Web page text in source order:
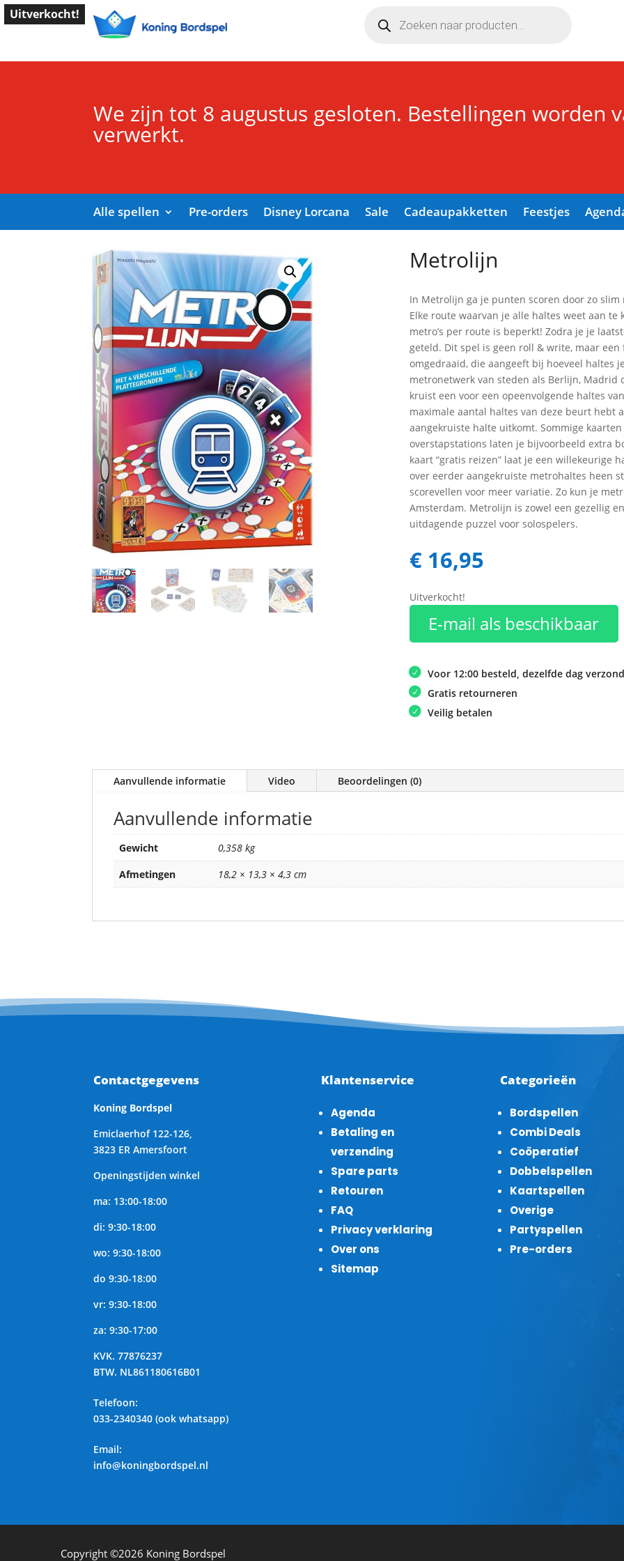
zoeken
We zijn tot 8 augustus gesloten. Bestellingen worden
verwerkt.
Alle spellen Pre-orders Disney Lorcana Sale Cadeaupakketten Feestjes
Uitverkocht!
Start /Shop/Bordspellen / Metrolijn
Metrolijn
In Metrolijn ga je punten scoren door zo
Elke route waarvan je alle haltes weet aan
metro’s per route is beperkt! Zodra je je
geteld. Dit spel is geen roll & write, maar
omgedraaid, die aangeeft bij hoeveel haltes
metronetwerk van steden als Berlijn, Madrid
kruist een voor een opeenvolgende haltes
maximale aantal haltes van deze beurt hebt
aangekruiste halte uitkomt. Sommige
overstapstations laten je bijvoorbeeld extra
kaart “gratis reizen” laat je een willekeurige
over eerder aangekruiste metrohaltes heen
scorevellen voor meer variatie. Zo kun je
Amsterdam. Metrolijn is zowel een gezellig
uitdagende puzzel voor solospelers.
€16,95
Uitverkocht!
E-mail als beschikbaar
Voor 12:00 besteld, dezelfde dag
Gratis retourneren
Veilig betalen
Aanvullende informatie Video Beoordelingen (0)
Aanvullende informatie
Gewicht
0,358 kg
Afmetingen
18,2 × 13,3 × 4,3 cm
Contactgegevens
Koning Bordspel
Emiclaerhof 122-126,
3823 ER Amersfoort
Openingstijden winkel
ma: 13:00-18:00
di: 9:30-18:00
wo: 9:30-18:00
do 9:30-18:00
vr: 9:30-18:00
za: 9:30-17:00
KVK. 77876237
BTW. NL861180616B01
Telefoon:
033-2340340 (ook whatsapp)
Email:
info@koningbordspel.nl
Klantenservice
Agenda
Betaling en
verzending
Spare parts
Retouren
FAQ
Privacy verklaring
Over ons
Sitemap
Categorieën
Bordspellen
Combi Deals
Coöperatief
Dobbelspellen
Kaartspellen
Overige
Partyspellen
Pre-orders
Copyright ©2026 Koning Bordspel